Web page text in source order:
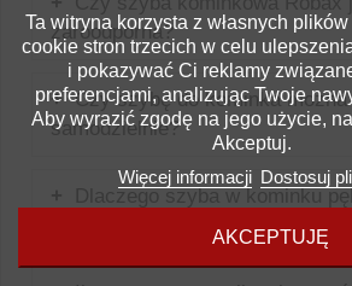
Ta witryna korzysta z własnych
cookie stron trzecich w celu
i pokazywać Ci reklamy
preferencjami, analizując Twoje
Aby wyrazić zgodę na jego użycie,
Akceptuj.
Więcej informacji Dostosuj
AKCEPTUJĘ
ceramicznego Schott Robax,
na temperatury do około
stosowanego w kominkach i
żaroodporna?
Tak, jest to szkło żaroodporne
przeznaczone do kominków i
Wytrzymuje temperatury do
Czy szybę do kominka
samodzielnie?
W wielu przypadkach
możliwa samodzielnie,
zachować ostrożność i
zaleceń producenta
Dlaczego szyba w kominku
Najczęstszą przyczyną jest